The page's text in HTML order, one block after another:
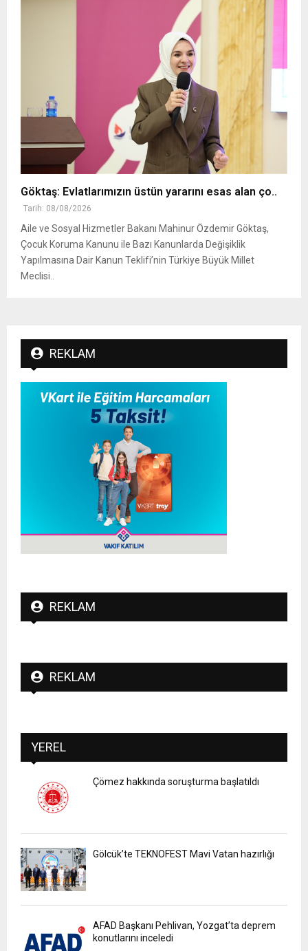
Göktaş: Evlatlarımızın üstün yararını esas alan ço..
Tarih: 08/08/2026
Aile ve Sosyal Hizmetler Bakanı Mahinur Özdemir Göktaş,
Çocuk Koruma Kanunu ile Bazı Kanunlarda Değişiklik
Yapılmasına Dair Kanun Teklifi’nin Türkiye Büyük Millet
Meclisi..
REKLAM
REKLAM
REKLAM
YEREL
Çömez hakkında soruşturma başlatıldı
Gölcük’te TEKNOFEST Mavi Vatan hazırlığı
AFAD Başkanı Pehlivan, Yozgat’ta deprem
konutlarını inceledi